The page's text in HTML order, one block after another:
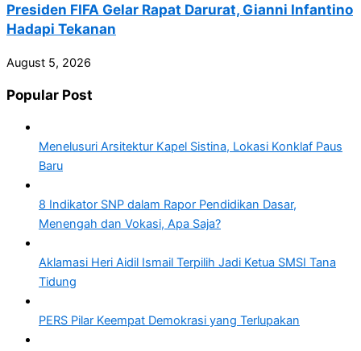
Presiden FIFA Gelar Rapat Darurat, Gianni Infantino
Hadapi Tekanan
August 5, 2026
Popular Post
Menelusuri Arsitektur Kapel Sistina, Lokasi Konklaf Paus
Baru
8 Indikator SNP dalam Rapor Pendidikan Dasar,
Menengah dan Vokasi, Apa Saja?
Aklamasi Heri Aidil Ismail Terpilih Jadi Ketua SMSI Tana
Tidung
PERS Pilar Keempat Demokrasi yang Terlupakan